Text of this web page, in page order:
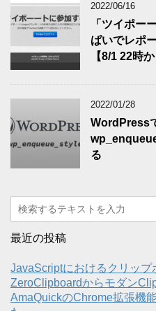
2022/06/16
「ツイポー
ぱいでレポ
【8/1 22時
2022/01/28
WordPress
る
最近の投稿
JavaScriptにおけるクリップ
ZeroClipboardからモダン
AmaQuickのChrome拡張機